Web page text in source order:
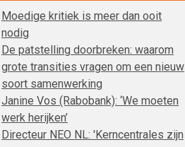
Moedige kritiek is meer dan ooit
nodig
De patstelling doorbreken: waarom
grote transities vragen om een nieuw
soort samenwerking
Janine Vos (Rabobank): ‘We moeten
werk herijken’
Directeur NEO NL: 'Kerncentrales zijn